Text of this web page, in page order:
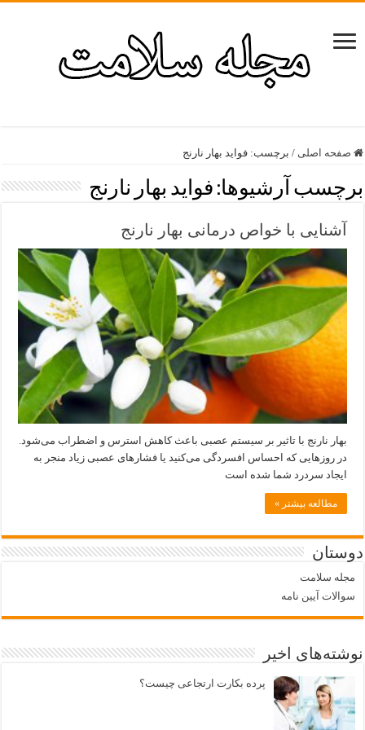
صفحه اصلی / برچسب:فواید بهار نارنج
برچسب آرشیوها: فواید بهار نارنج
آشنایی با خواص درمانی بهار نارنج
بهار نارنج با تاثیر بر سیستم عصبی باعث کاهش استرس و اضطراب می‌شود.
در روز‌هایی که احساس افسردگی می‌کنید یا فشار‌های عصبی زیاد منجر به
ایجاد سردرد شما شده است
مطالعه بیشتر »
دوستان
مجله سلامت
سوالات آیین نامه
نوشته‌های اخیر
پرده بکارت ارتجاعی چیست؟